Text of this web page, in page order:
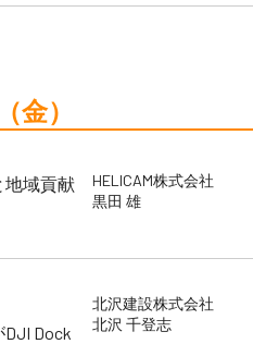
金）
地域貢献
HELICAM株式会社
黒田 雄
Dock
北沢建設株式会社
北沢 千登志